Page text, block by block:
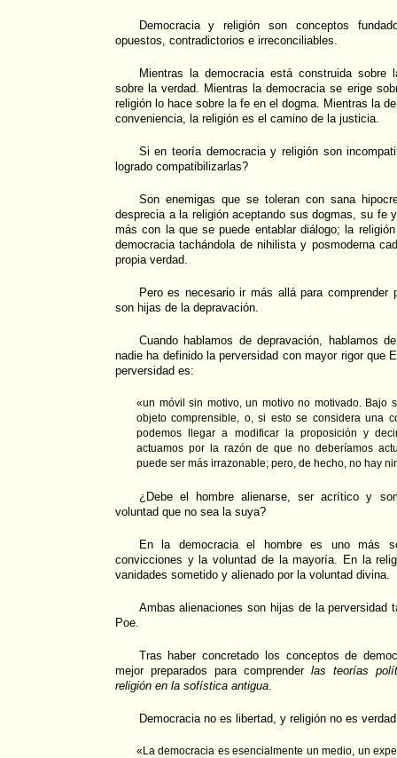
Democracia y religión son conceptos
opuestos, contradictorios e irreconciliables.
Mientras la democracia está construida
sobre la verdad. Mientras la democracia se erige
religión lo hace sobre la fe en el dogma. Mientras la
conveniencia, la religión es el camino de la justicia.
Si en teoría democracia y religión son
logrado compatibilizarlas?
Son enemigas que se toleran con sana
desprecia a la religión aceptando sus dogmas, su fe
más con la que se puede entablar diálogo; la
democracia tachándola de nihilista y posmoderna
propia verdad.
Pero es necesario ir más allá para comprender
son hijas de la depravación.
Cuando hablamos de depravación, hablamos
nadie ha definido la perversidad con mayor rigor que
perversidad es:
«un móvil sin motivo, un motivo no motivado. Bajo
objeto comprensible, o, si esto se considera una
podemos llegar a modificar la proposición y
actuamos por la razón de que no deberíamos
puede ser más irrazonable; pero, de hecho, no hay
¿Debe el hombre alienarse, ser acrítico y
voluntad que no sea la suya?
En la democracia el hombre es uno más
convicciones y la voluntad de la mayoría. En la
vanidades sometido y alienado por la voluntad divina.
Ambas alienaciones son hijas de la perversidad
Poe.
Tras haber concretado los conceptos de
mejor preparados para comprender las teorías
religión en la sofística antigua
Democracia no es libertad, y religión no es
«La democracia es esencialmente un medio, un